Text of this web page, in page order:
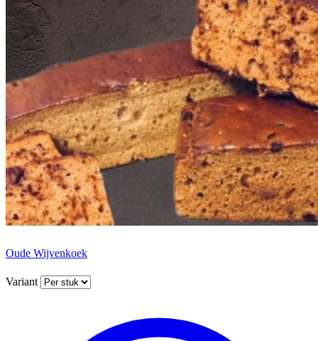
Oude Wijvenkoek
Variant